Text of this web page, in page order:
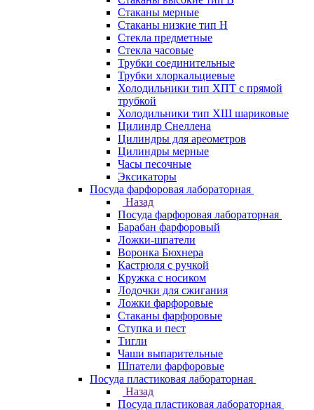
Стаканы мерные
Стаканы низкие тип Н
Стекла предметные
Стекла часовые
Трубки соединительные
Трубки хлоркальциевые
Холодильники тип ХПТ с прямой
трубкой
Холодильники тип ХШ шариковые
Цилиндр Снеллена
Цилиндры для ареометров
Цилиндры мерные
Часы песочные
Эксикаторы
Посуда фарфоровая лабораторная
Назад
Посуда фарфоровая лабораторная
Барабан фарфоровый
Ложки-шпатели
Воронка Бюхнера
Кастрюля с ручкой
Кружка с носиком
Лодочки для сжигания
Ложки фарфоровые
Стаканы фарфоровые
Ступка и пест
Тигли
Чаши выпарительные
Шпатели фарфоровые
Посуда пластиковая лабораторная
Назад
Посуда пластиковая лабораторная